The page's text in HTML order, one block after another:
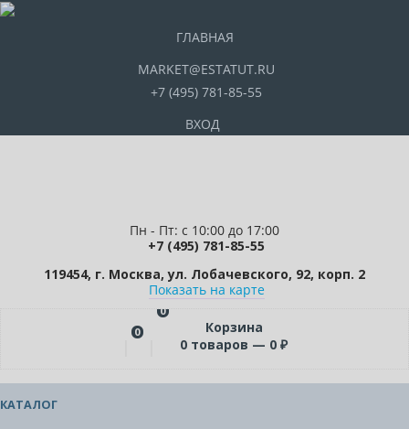
ГЛАВНАЯ
MARKET@ESTATUT.RU
+7 (495) 781-85-55
ВХОД
Пн - Пт: с 10:00 до 17:00
+7 (495) 781-85-55
119454, г. Москва, ул. Лобачевского, 92, корп. 2
Показать на карте
0
0
Корзина
0 товаров — 0 ₽
КАТАЛОГ